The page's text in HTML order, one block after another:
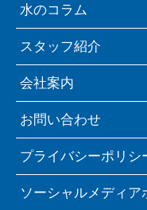
水のコラム
スタッフ紹介
会社案内
お問い合わせ
プライバシーポリシ
ソーシャルメディア